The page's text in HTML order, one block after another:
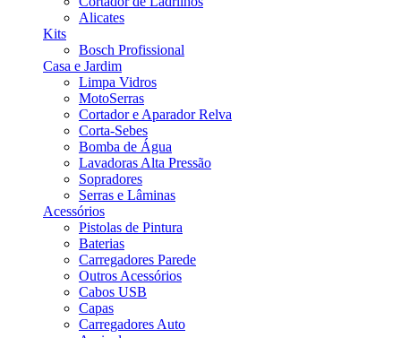
Alicates
Kits
Bosch Profissional
Casa e Jardim
Limpa Vidros
MotoSerras
Cortador e Aparador Relva
Corta-Sebes
Bomba de Água
Lavadoras Alta Pressão
Sopradores
Serras e Lâminas
Acessórios
Pistolas de Pintura
Baterias
Carregadores Parede
Outros Acessórios
Cabos USB
Capas
Carregadores Auto